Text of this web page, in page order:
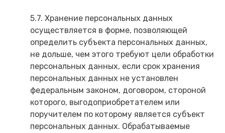
5.7. Хранение персональных данных
осуществляется в форме, позволяющей
определить субъекта персональных данных,
не дольше, чем этого требуют цели обработки
персональных данных, если срок хранения
персональных данных не установлен
федеральным законом, договором, стороной
которого, выгодоприобретателем или
поручителем по которому является субъект
персональных данных. Обрабатываемые